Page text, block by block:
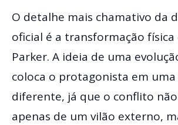
O detalhe mais chamativo da
oficial é a transformação
Parker. A ideia de uma
coloca o protagonista em uma
diferente, já que o conflito
apenas de um vilão externo,